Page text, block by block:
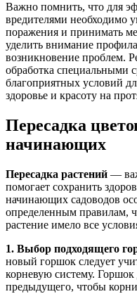
Важно помнить, что для
вредителями необходимо
поражения и принимать
уделить внимание
возникновение проблем.
обработка специальными
благоприятных условий
здоровье и красоту на
Пересадка
начинающих
Пересадка растений —
помогает сохранить
начинающих садоводов
определенным правилам,
растение имело все
1. Выбор подходящего
новый горшок следует
корневую систему.
предыдущего, чтобы